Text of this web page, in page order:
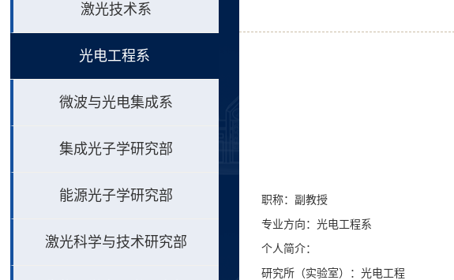
激光技术系
光电工程系
微波与光电集成系
集成光子学研究部
能源光子学研究部
激光科学与技术研究部
职称：副教授
专业方向：光电工程系
个人简介：
研究所（实验室）：光电工程